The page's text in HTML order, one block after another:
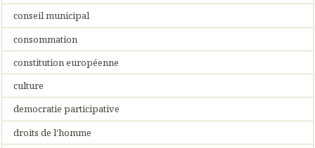
conseil municipal
consommation
constitution européenne
culture
democratie participative
droits de l'homme